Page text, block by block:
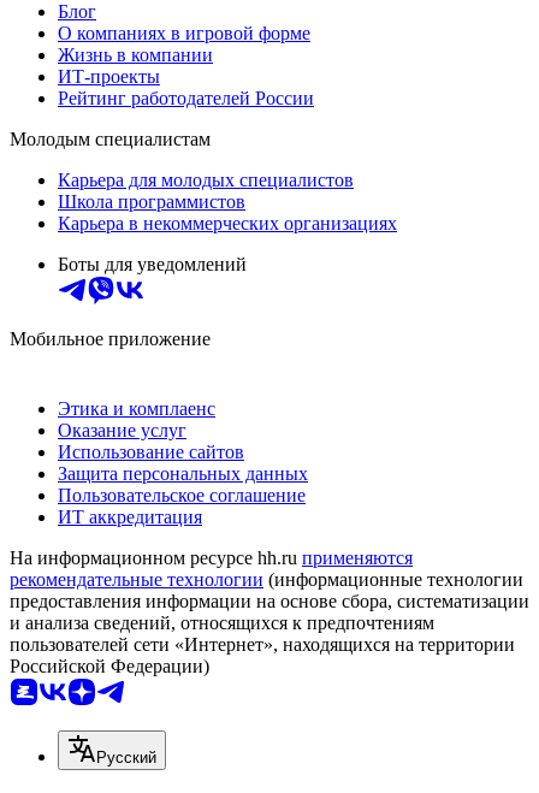
Блог
О компаниях в игровой форме
Жизнь в компании
ИТ-проекты
Рейтинг работодателей России
Молодым специалистам
Карьера для молодых специалистов
Школа программистов
Карьера в некоммерческих организациях
Боты для уведомлений
Мобильное приложение
Этика и комплаенс
Оказание услуг
Использование сайтов
Защита персональных данных
Пользовательское соглашение
ИТ аккредитация
На информационном ресурсе hh.ru применяются
рекомендательные технологии (информационные технологии
предоставления информации на основе сбора, систематизации
и анализа сведений, относящихся к предпочтениям
пользователей сети «Интернет», находящихся на территории
Российской Федерации)
Русский